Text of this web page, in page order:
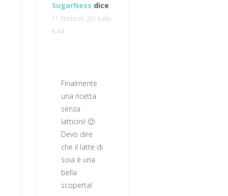
SugarNess dice
11 Febbraio 2014 alle
8:44
Finalmente
una ricetta
senza
latticini! 🙂
Devo dire
che il latte di
soia è una
bella
scoperta!